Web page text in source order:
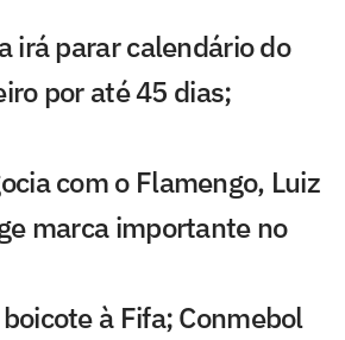
irá parar calendário do
por até 45 dias;
com o Flamengo, Luiz
marca importante no
à Fifa; Conmebol